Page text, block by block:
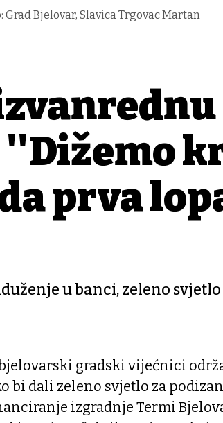
Bjelovar, Slavica Trgovac Martan
prva
u banci, zeleno
gradski vijećnici
bi dali zeleno svjetlo za
izgradnje Termi